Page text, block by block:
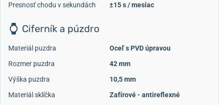
Presnosť chodu v sekundách
±15 s / mesiac
Ciferník a púzdro
Materiál puzdra
Oceľ s PVD úpravou
Rozmer puzdra
42 mm
Výška puzdra
10,5 mm
Materiál sklíčka
Zafírové - antireflexné